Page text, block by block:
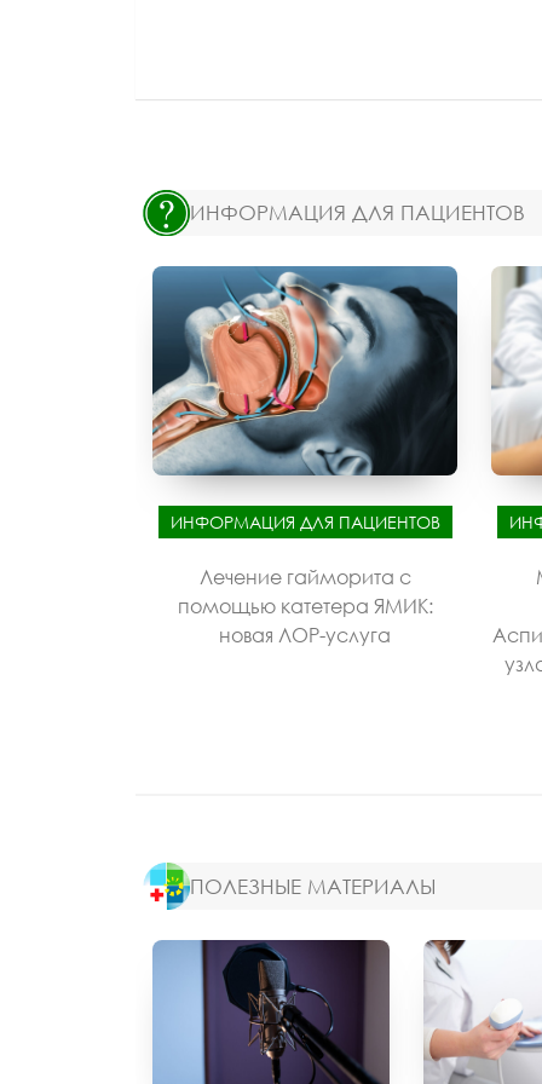
ИНФОРМАЦИЯ ДЛЯ ПАЦИЕНТОВ
ИНФОРМАЦИЯ ДЛЯ ПАЦИЕНТОВ
Лечение гайморита с
помощью катетера ЯМИК:
новая ЛОР-услуга
ПОЛЕЗНЫЕ МАТЕРИАЛЫ